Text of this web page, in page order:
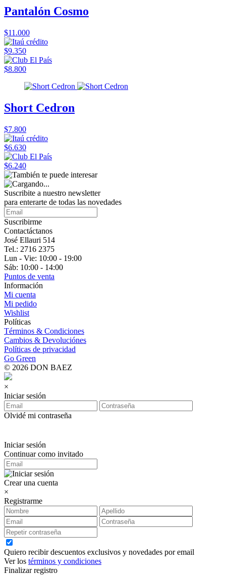
Pantalón Cosmo
$11.000
$9.350
$8.800
Short Cedron
$7.800
$6.630
$6.240
Suscribite a nuestro newsletter
para enterarte de todas las novedades
Suscribirme
Contactáctanos
José Ellauri 514
Tel.: 2716 2375
Lun - Vie: 10:00 - 19:00
Sáb: 10:00 - 14:00
Puntos de venta
Información
Mi cuenta
Mi pedido
Wishlist
Políticas
Términos & Condiciones
Cambios & Devoluciónes
Políticas de privacidad
Go Green
© 2026 DON BAEZ
×
Iniciar sesión
Olvidé mi contraseña
Iniciar sesión
Continuar como invitado
Crear una cuenta
×
Registrarme
Quiero recibir descuentos exclusivos y novedades por email
Ver los términos y condiciones
Finalizar registro